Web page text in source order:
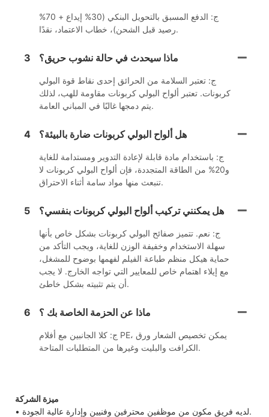
ج: الدفع المسبق بالتحويل البنكي (30% إيداع + 70%
رصيد قبل الشحن)، خطاب الاعتماد، نقدًا.
3 ماذا سيحدث في حالة نشوب حريق؟
ج: تعتبر السلامة من الحرائق إحدى نقاط قوة البولي
كربونات. تعتبر ألواح البولي كربونات مقاومة للهب، لذلك
يتم دمجها غالبًا في المباني العامة.
4 هل ألواح البولي كربونات ضارة بالبيئة؟
ج: باستخدام مادة قابلة لإعادة التدوير ومستدامة للغاية
و20% من الطاقة المتجددة، فإن ألواح البولي كربونات لا
تنبعث منها مواد سامة أثناء الاحتراق.
5 هل يمكنني تركيب ألواح البولي كربونات بنفسي؟
ج: نعم. تتميز صفائح البولي كربونات بشكل خاص بأنها
سهلة الاستخدام وخفيفة الوزن للغاية، ويجب التأكد من
حماية هيكل منظم طباعة الفيلم لفهمها بوضوح للمشغل،
مع إيلاء اهتمام خاص للمعايير التي تواجه الخارج. لا يجب
أن يتم تثبيته بشكل خاطئ.
6 ماذا عن الحزمة الخاصة بك ؟
ج: كلا الجانبين مع أفلام PE، يمكن تخصيص الشعار ورق
الكرافت والبليت وغيرها من المتطلبات المتاحة.
ميزة الشركة
• لديه فريق مكون من موظفين محترفين وفنيين وإدارة عالية الجودة.